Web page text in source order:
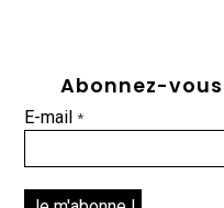
Abonnez-
E-mail*